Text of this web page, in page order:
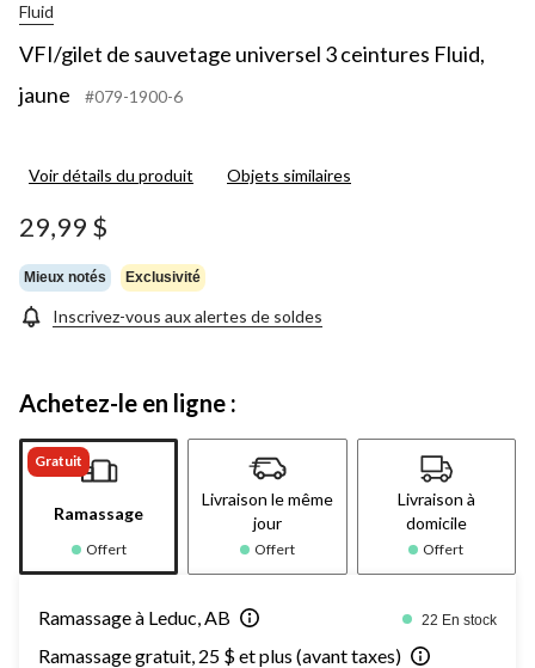
Fluid
VFI/gilet de sauvetage universel 3 ceintures Fluid,
jaune
#079-1900-6
Voir détails du produit Objets similaires
29,99 $
Mieux notés Exclusivité
Inscrivez-vous aux alertes de soldes
Achetez-le en ligne :
Gratuit
Ramassage
Offert
Livraison le même
jour
Offert
Livraison à
domicile
Offert
Ramassage à Leduc, AB 22 En stock
Ramassage gratuit, 25 $ et plus (avant taxes)